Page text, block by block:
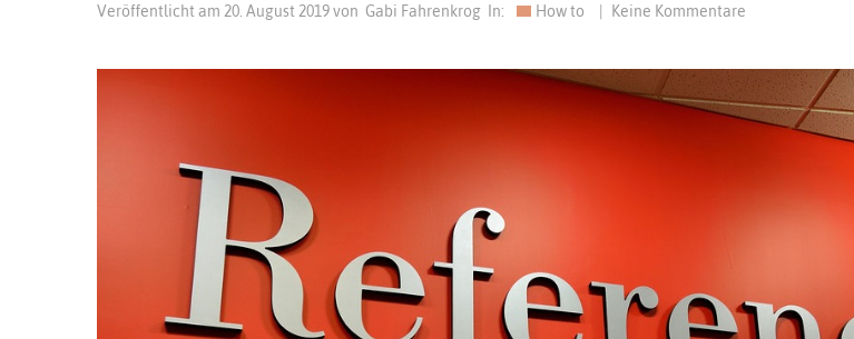
Veröffentlicht am 20. August 2019von Gabi Fahrenkrog In: How to Keine Kommentare